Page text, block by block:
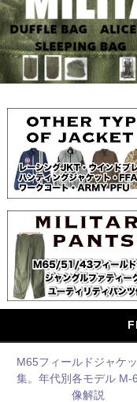
M65フィールドジャケ
集。年代別各モデル M-
像解説